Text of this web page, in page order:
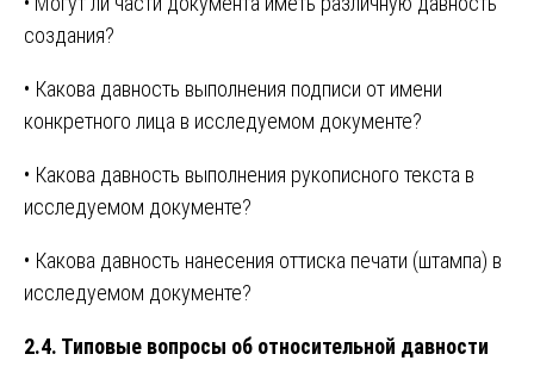
создания?
• Какова давность выполнения подписи от имени
конкретного лица в исследуемом документе?
• Какова давность выполнения рукописного текста в
исследуемом документе?
• Какова давность нанесения оттиска печати (штампа) в
исследуемом документе?
2.4. Типовые вопросы об относительной давности